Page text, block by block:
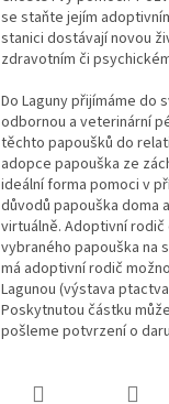
se staňte jejím
stanici dostávají novou
zdravotním či
Do Laguny přijímáme do
odbornou a veterinární
těchto papoušků do
adopce papouška ze
ideální forma pomoci v
důvodů papouška doma
virtuálně. Adoptivní
vybraného papouška na
má adoptivní rodič
Lagunou (výstava
Poskytnutou částku
pošleme potvrzení o